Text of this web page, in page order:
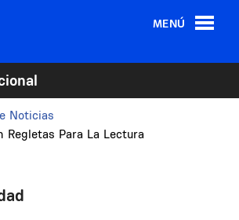
MENÚ
Noticias
Regletas Para La Lectura